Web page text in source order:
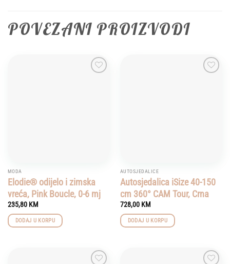
POVEZANI PROIZVODI
MODA
Elodie® odijelo i zimska
vreća, Pink Boucle, 0-6 mj
235,80 KM
DODAJ U KORPU
AUTOSJEDALICE
Autosjedalica iSize 40-150
cm 360° CAM Tour, Crna
728,00 KM
DODAJ U KORPU